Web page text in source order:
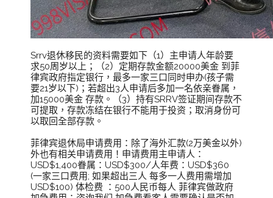
Srrv退休移民的资料需要如下（1）主申请人年龄要
求50周岁以上；（2）定期存款金额20000美金 到菲
律宾政府指定银行，最多一家三口同时申办(孩子需
要21岁以下)；若超出3人申请后多加一名依亲眷属，
加15000美金 存款。（3）持有SRRV签证期间存款不
可提取，存款冻结在银行不能用于投资；取消身份可
以取回全部存款。
菲律宾退休局申请费用：除了海外汇款(2万美金以外)
外也有相关申请费用！申请费用主申请人：
USD$1,400眷属：USD$300/人年费：USD$360
(一家三口费用; 如果超出三人 每多一人费用需增加
USD$100) 体检费 ：500人民币每人 菲律宾做政府